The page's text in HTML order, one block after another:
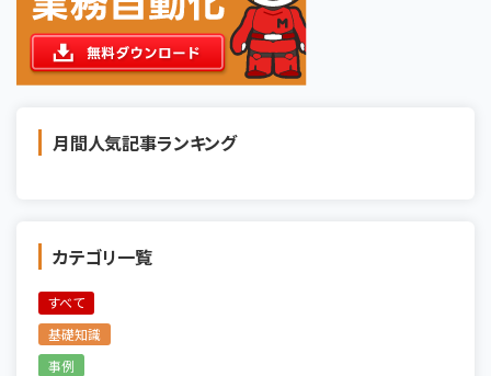
月間人気記事ランキング
カテゴリ一覧
すべて
基礎知識
事例